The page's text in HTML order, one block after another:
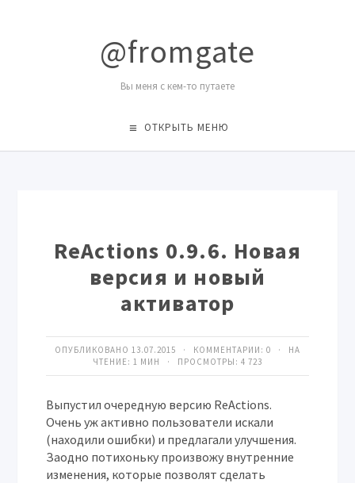
@fromgate
Вы меня с кем-то путаете
ОТКРЫТЬ МЕНЮ
ReActions 0.9.6. Новая
версия и новый
активатор
ОПУБЛИКОВАНО 13.07.2015 · КОММЕНТАРИИ: 0 · НА
ЧТЕНИЕ: 1 МИН · ПРОСМОТРЫ: 4 723
Выпустил очередную версию ReActions.
Очень уж активно пользователи искали
(находили ошибки) и предлагали улучшения.
Заодно потихоньку произвожу внутренние
изменения, которые позволят сделать